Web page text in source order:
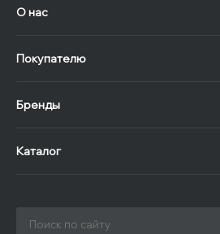
О нас
Покупателю
Бренды
Каталог